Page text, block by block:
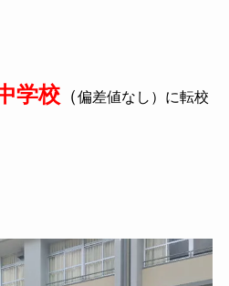
学校（偏差値なし）に転校